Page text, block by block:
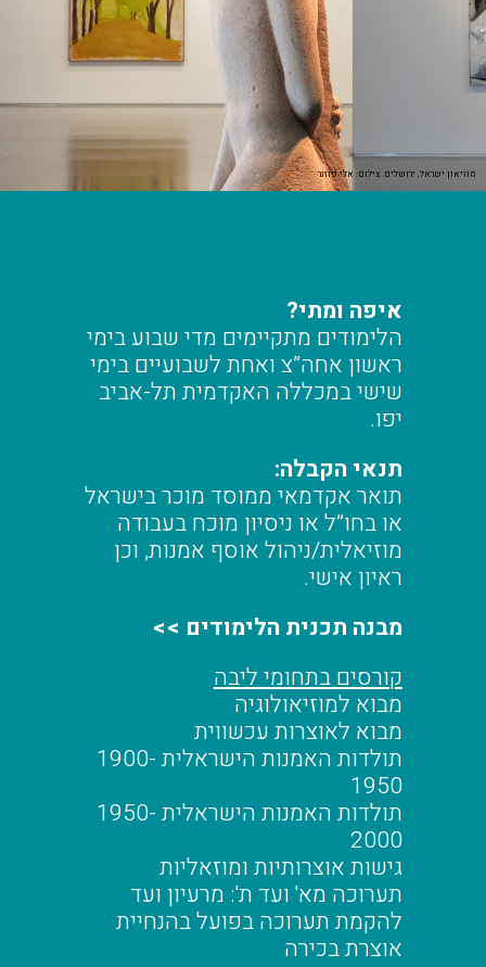
מוזיאון ישראל, ירושלים. צילום: אלי פוזנר
איפה ומתי?
הלימודים מתקיימים מדי שבוע בימי
ראשון אחה”צ ואחת לשבועיים בימי
שישי במכללה האקדמית תל-אביב
יפו.
תנאי הקבלה:
תואר אקדמאי ממוסד מוכר בישראל
או בחו”ל או ניסיון מוכח בעבודה
מוזיאלית/ניהול אוסף אמנות, וכן
ראיון אישי.
מבנה תכנית הלימודים >>
קורסים בתחומי ליבה
מבוא למוזיאולוגיה
מבוא לאוצרות עכשווית
תולדות האמנות הישראלית 1900-
1950
תולדות האמנות הישראלית 1950-
2000
גישות אוצרותיות ומוזאליות
תערוכה מא' ועד ת': מרעיון ועד
להקמת תערוכה בפועל בהנחיית
אוצרת בכירה